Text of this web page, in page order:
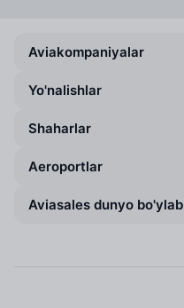
Aviakompaniyalar
Yo'nalishlar
Shaharlar
Aeroportlar
Aviasales dunyo bo'ylab